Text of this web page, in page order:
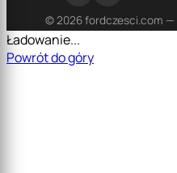
© 2026 fordczesci.com —
Ładowanie...
Powrót do góry